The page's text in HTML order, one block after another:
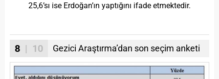
25,6’sı ise Erdoğan’ın yaptığını ifade etmektedir.
8 | 10 Gezici Araştırma’dan son seçim anketi